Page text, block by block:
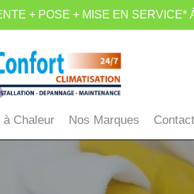
+ POSE + MISE EN SERVICE*
à Chaleur Nos Marques